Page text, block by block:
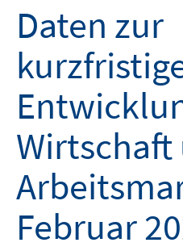
Daten zur
Wirtschaft
Februar